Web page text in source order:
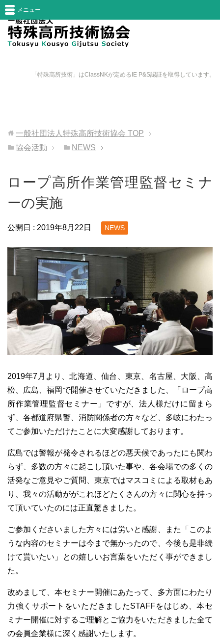
「特殊高所技術」はClassNKが定めるIE P&S認証を取得しています。
メニュー
一般社団法人特殊高所技術協会 TOP
協会活動
NEWS
ロープ高所作業管理監督セミナ
ーの実施
公開日 : 2019年8月22日 NEWS
2019年7月より、北海道、仙台、東京、名古屋、大阪、高
松、広島、福岡で開催させていただきました、「ロープ高
所作業管理監督セミナー」ですが、法人様だけに留まら
ず、各都道府県警、消防関係者の方々など、多岐にわたっ
てご参加いただけたことに大変感謝しております。
広島では警報が発令されるほどの悪天候であったにも関わ
らず、多数の方々に起こし頂いた事や、各会場での多くの
活発なご意見やご質問、東京ではマスコミによる取材もあ
り、我々の活動ががこれほどたくさんの方々に関心を持っ
て頂いていたのには正直驚きました。
ご参加くださいました方々には労いと感謝、また「このよ
うな内容のセミナーは今まで無かったので、今後も是非続
けて貰いたい」との嬉しいお言葉をいただく事ができまし
た。
改めまして、本セミナー開催にあたって、多方面にわたり
力強くサポートをいただきましたSTAFFをはじめ、本セ
ミナー開催に対するご理解とご協力をいただきました全て
の会員企業様に深く感謝いたします。